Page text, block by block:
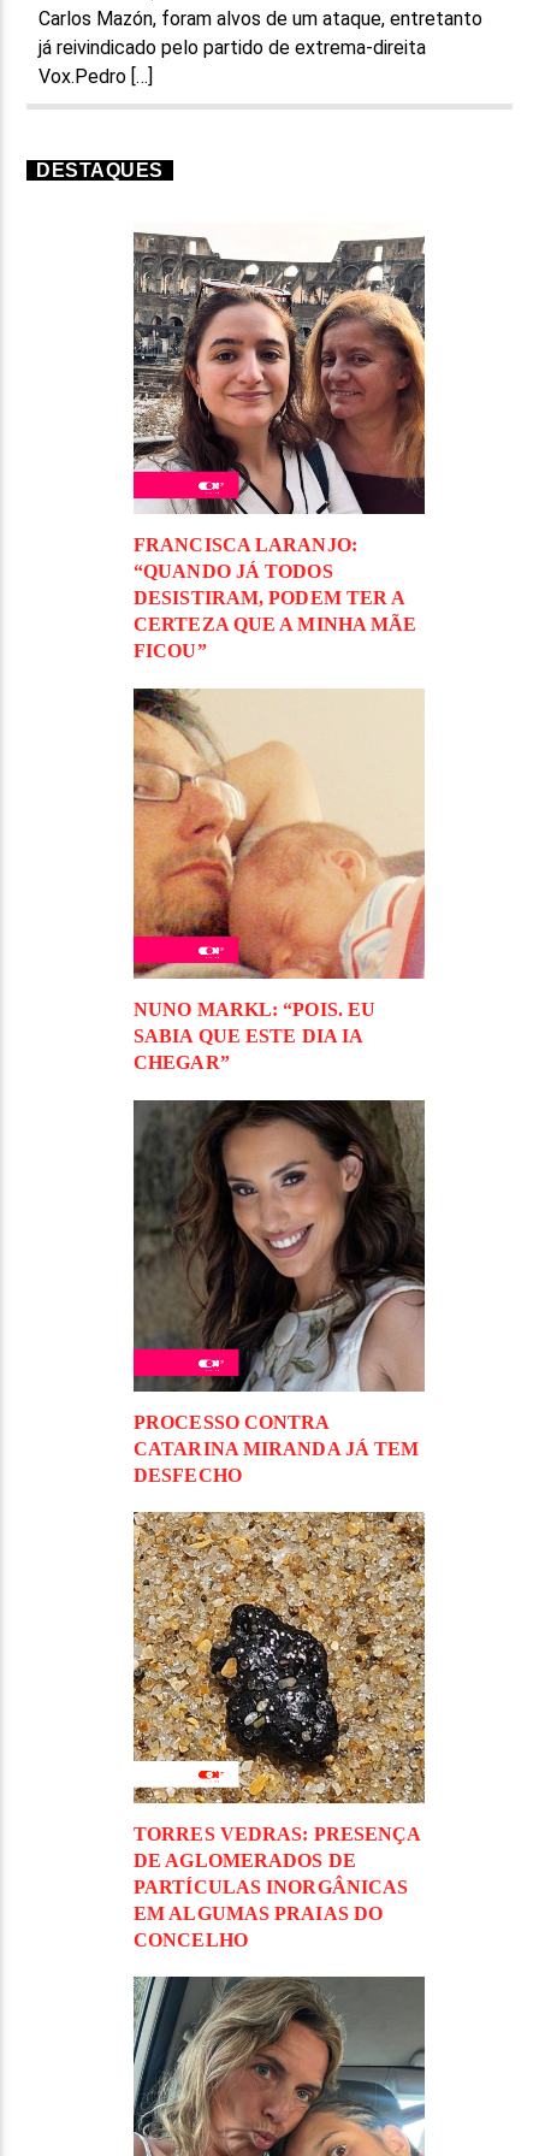
Carlos Mazón, foram alvos de um ataque, entretanto
já reivindicado pelo partido de extrema-direita
Vox.Pedro […]
DESTAQUES
FRANCISCA LARANJO:
“QUANDO JÁ TODOS
DESISTIRAM, PODEM TER A
CERTEZA QUE A MINHA MÃE
FICOU”
NUNO MARKL: “POIS. EU
SABIA QUE ESTE DIA IA
CHEGAR”
PROCESSO CONTRA
CATARINA MIRANDA JÁ TEM
DESFECHO
TORRES VEDRAS: PRESENÇA
DE AGLOMERADOS DE
PARTÍCULAS INORGÂNICAS
EM ALGUMAS PRAIAS DO
CONCELHO